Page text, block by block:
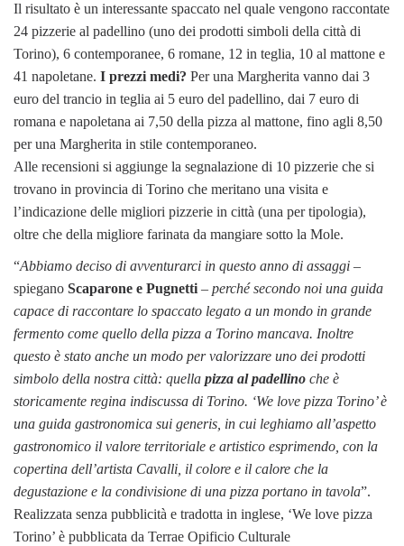
Il risultato è un interessante spaccato nel quale vengono raccontate
24 pizzerie al padellino (uno dei prodotti simboli della città di
Torino), 6 contemporanee, 6 romane, 12 in teglia, 10 al mattone e
41 napoletane. I prezzi medi? Per una Margherita vanno dai 3
euro del trancio in teglia ai 5 euro del padellino, dai 7 euro di
romana e napoletana ai 7,50 della pizza al mattone, fino agli 8,50
per una Margherita in stile contemporaneo.
Alle recensioni si aggiunge la segnalazione di 10 pizzerie che si
trovano in provincia di Torino che meritano una visita e
l’indicazione delle migliori pizzerie in città (una per tipologia),
oltre che della migliore farinata da mangiare sotto la Mole.
“Abbiamo deciso di avventurarci in questo anno di assaggi –
spiegano Scaparone e Pugnetti– perché secondo noi una guida
capace di raccontare lo spaccato legato a un mondo in grande
fermento come quello della pizza a Torino mancava. Inoltre
questo è stato anche un modo per valorizzare uno dei prodotti
simbolo della nostra città: quella pizza al padellino che è
storicamente regina indiscussa di Torino. ‘We love pizza Torino’ è
una guida gastronomica sui generis, in cui leghiamo all’aspetto
gastronomico il valore territoriale e artistico esprimendo, con la
copertina dell’artista Cavalli, il colore e il calore che la
degustazione e la condivisione di una pizza portano in tavola”.
Realizzata senza pubblicità e tradotta in inglese, ‘We love pizza
Torino’ è pubblicata da Terrae Opificio Culturale